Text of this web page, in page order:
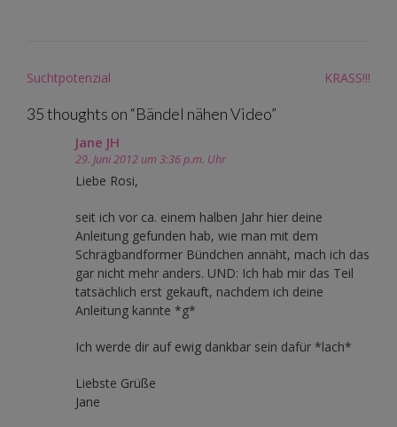
Post
Suchtpotenzial KRASS!!!
35 thoughts on “Bändel nähen Video”
Jane JH
29. Juni 2012 um 3:36 p.m. Uhr
Liebe Rosi,
seit ich vor ca. einem halben Jahr hier deine
Anleitung gefunden hab, wie man mit dem
Schrägbandformer Bündchen annäht, mach ich das
gar nicht mehr anders. UND: Ich hab mir das Teil
tatsächlich erst gekauft, nachdem ich deine
Anleitung kannte *g*
Ich werde dir auf ewig dankbar sein dafür *lach*
Liebste Grüße
Jane